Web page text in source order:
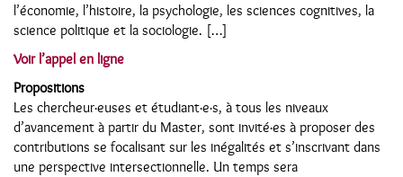
l’économie, l’histoire, la psychologie, les sciences cognitives, la
science politique et la sociologie. […]
Voir l’appel en ligne
Propositions
Les chercheur·euses et étudiant·e·s, à tous les niveaux
d’avancement à partir du Master, sont invité·es à proposer des
contributions se focalisant sur les inégalités et s’inscrivant dans
une perspective intersectionnelle. Un temps sera